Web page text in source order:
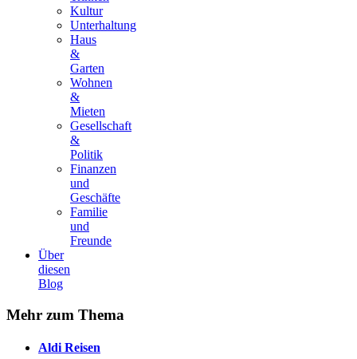
Kultur
Unterhaltung
Haus
&
Garten
Wohnen
&
Mieten
Gesellschaft
&
Politik
Finanzen
und
Geschäfte
Familie
und
Freunde
Über
diesen
Blog
Mehr zum Thema
Aldi Reisen